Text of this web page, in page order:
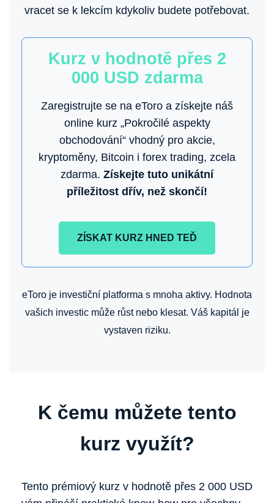
vracet se k lekcím kdykoliv budete potřebovat.
Kurz v hodnotě přes 2
000 USD zdarma
Zaregistrujte se na eToro a získejte náš
online kurz „Pokročilé aspekty
obchodování“ vhodný pro akcie,
kryptoměny, Bitcoin i forex trading, zcela
zdarma. Získejte tuto unikátní
příležitost dřív, než skončí!
ZÍSKAT KURZ HNED TEĎ
eToro je investiční platforma s mnoha aktivy. Hodnota
vašich investic může růst nebo klesat. Váš kapitál je
vystaven riziku.
K čemu můžete tento
kurz využít?
Tento prémiový kurz v hodnotě přes 2 000 USD